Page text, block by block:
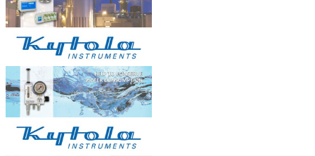
I. Đôi điều về xử lý nước thải ...
OILCOL giám sát chất lượng dầu
tản nhiệ...
nhiệt,...